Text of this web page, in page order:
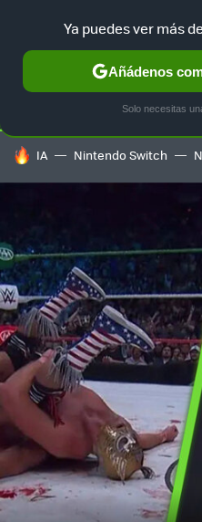
SELECCIÓN GAMING
HOY SE HABLA DE
IA Nintendo Switch
Ya puedes ver más
Añádenos
Solo necesitas